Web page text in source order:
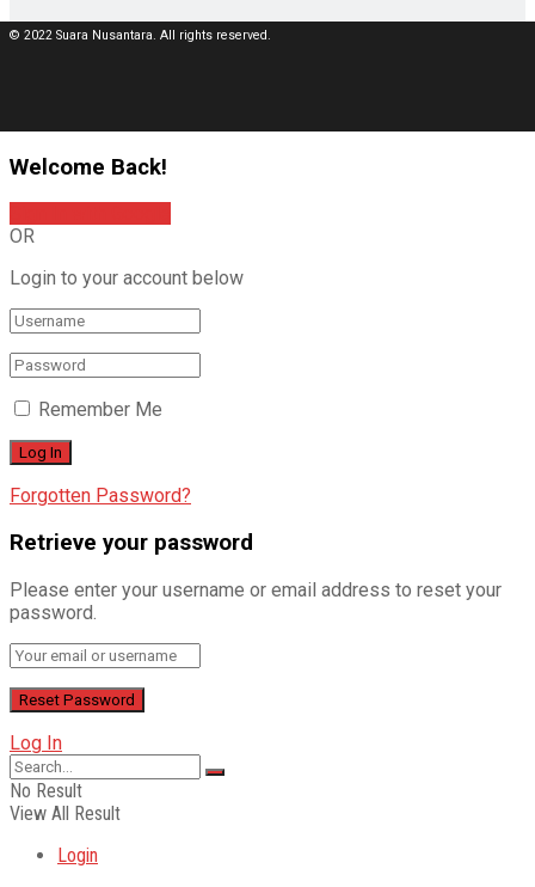
© 2022 Suara Nusantara. All rights reserved.
Welcome Back!
OR
Login to your account below
Remember Me
Forgotten Password?
Retrieve your password
Please enter your username or email address to reset your
password.
Log In
No Result
View All Result
Login